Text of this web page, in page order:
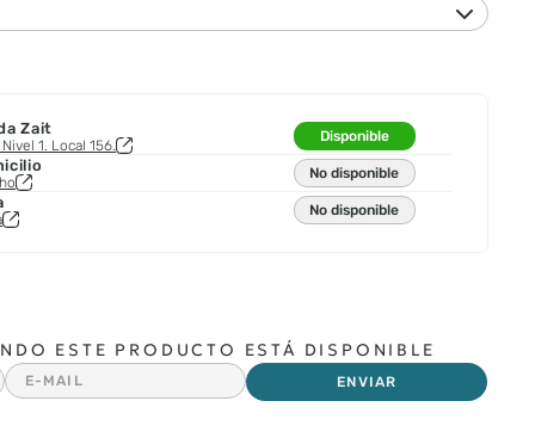
Zait
1. Local 156.
Disponible
No disponible
No disponible
ESTE PRODUCTO ESTÁ DISPONIBLE
ENVIAR